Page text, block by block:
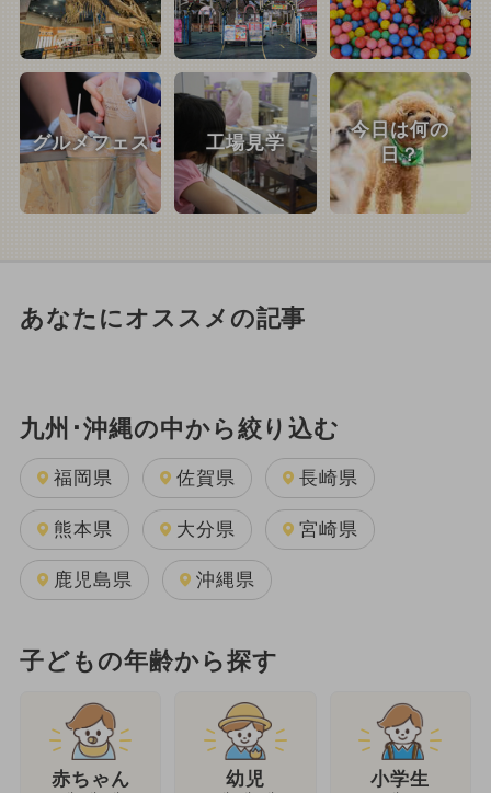
グルメフェス 工場見学
今日は何の
日？
あなたにオススメの記事
九州･沖縄の中から絞り込む
福岡県 佐賀県 長崎県
熊本県 大分県 宮崎県
鹿児島県 沖縄県
子どもの年齢から探す
赤ちゃん 幼児 小学生